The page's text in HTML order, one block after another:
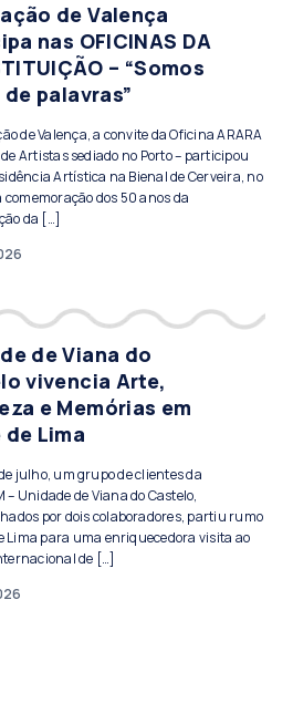
de Valença
nas OFICINAS DA
– “Somos
palavras”
de Valença, a convite da Oficina ARARA
de Artistas sediado no Porto – participou
Artística na Bienal de Cerveira, no
comemoração dos 50 anos da
da […]
de Viana do
vivencia Arte,
e Memórias em
de Lima
julho, um grupo de clientes da
– Unidade de Viana do Castelo,
por dois colaboradores, partiu rumo
Lima para uma enriquecedora visita ao
de […]